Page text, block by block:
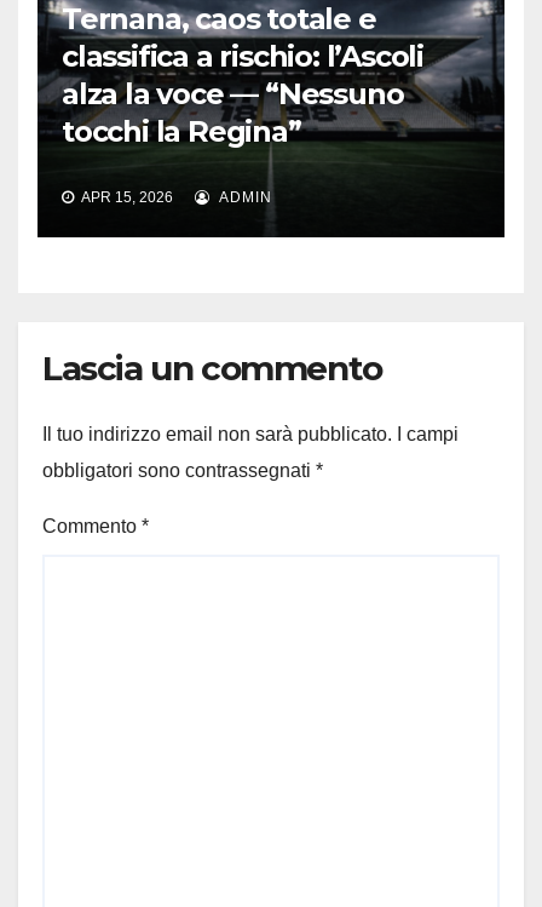
Ternana, caos totale e
classifica a rischio: l’Ascoli
alza la voce — “Nessuno
tocchi la Regina”
APR 15, 2026 ADMIN
Lascia un commento
Il tuo indirizzo email non sarà pubblicato.
I campi
obbligatori sono contrassegnati *
Commento *